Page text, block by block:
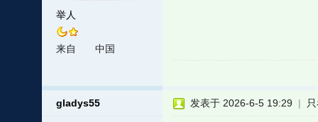
举人
来自 中国
gladys55 发表于 2026-6-5 19:29 |